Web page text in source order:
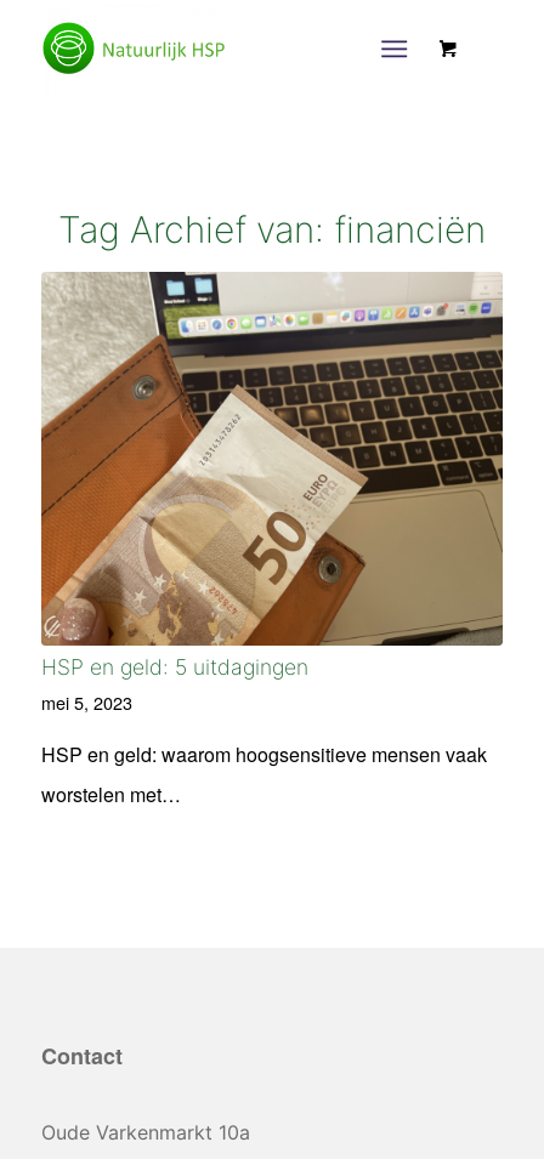
Tag Archief van: financiën
HSP en geld: 5 uitdagingen
mei 5, 2023
HSP en geld: waarom hoogsensitieve mensen vaak
worstelen met…
Contact
Oude Varkenmarkt 10a